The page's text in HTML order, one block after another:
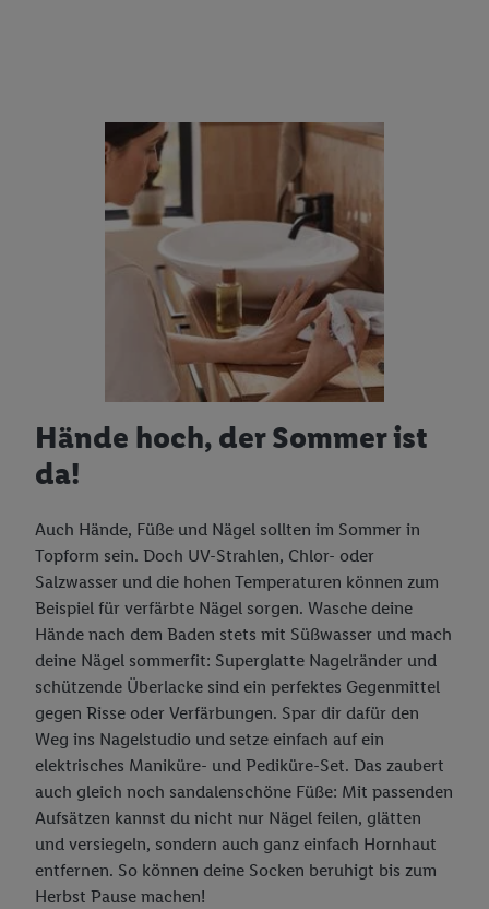
Hände hoch, der Sommer ist
da!
Auch Hände, Füße und Nägel sollten im Sommer in
Topform sein. Doch UV-Strahlen, Chlor- oder
Salzwasser und die hohen Temperaturen können zum
Beispiel für verfärbte Nägel sorgen. Wasche deine
Hände nach dem Baden stets mit Süßwasser und mach
deine Nägel sommerfit: Superglatte Nagelränder und
schützende Überlacke sind ein perfektes Gegenmittel
gegen Risse oder Verfärbungen. Spar dir dafür den
Weg ins Nagelstudio und setze einfach auf ein
elektrisches Maniküre- und Pediküre-Set. Das zaubert
auch gleich noch sandalenschöne Füße: Mit passenden
Aufsätzen kannst du nicht nur Nägel feilen, glätten
und versiegeln, sondern auch ganz einfach Hornhaut
entfernen. So können deine Socken beruhigt bis zum
Herbst Pause machen!